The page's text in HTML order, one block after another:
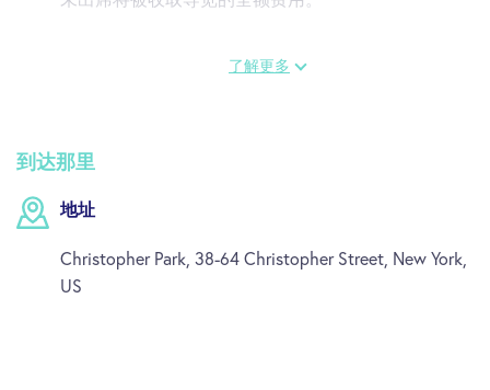
了解更多
到达那里
地址
Christopher Park, 38-64 Christopher Street, New York,
US